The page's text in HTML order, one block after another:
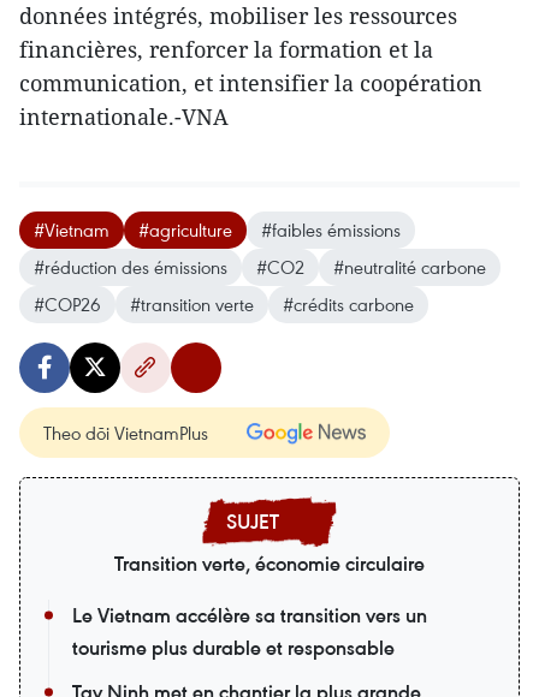
données intégrés, mobiliser les ressources
financières, renforcer la formation et la
communication, et intensifier la coopération
internationale.-VNA
#Vietnam #agriculture
#faibles émissions
#réduction des émissions
#CO2
#neutralité carbone
#COP26
#transition verte #crédits carbone
Theo dõi VietnamPlus
Transition verte, économie circulaire
Le Vietnam accélère sa transition vers un
tourisme plus durable et responsable